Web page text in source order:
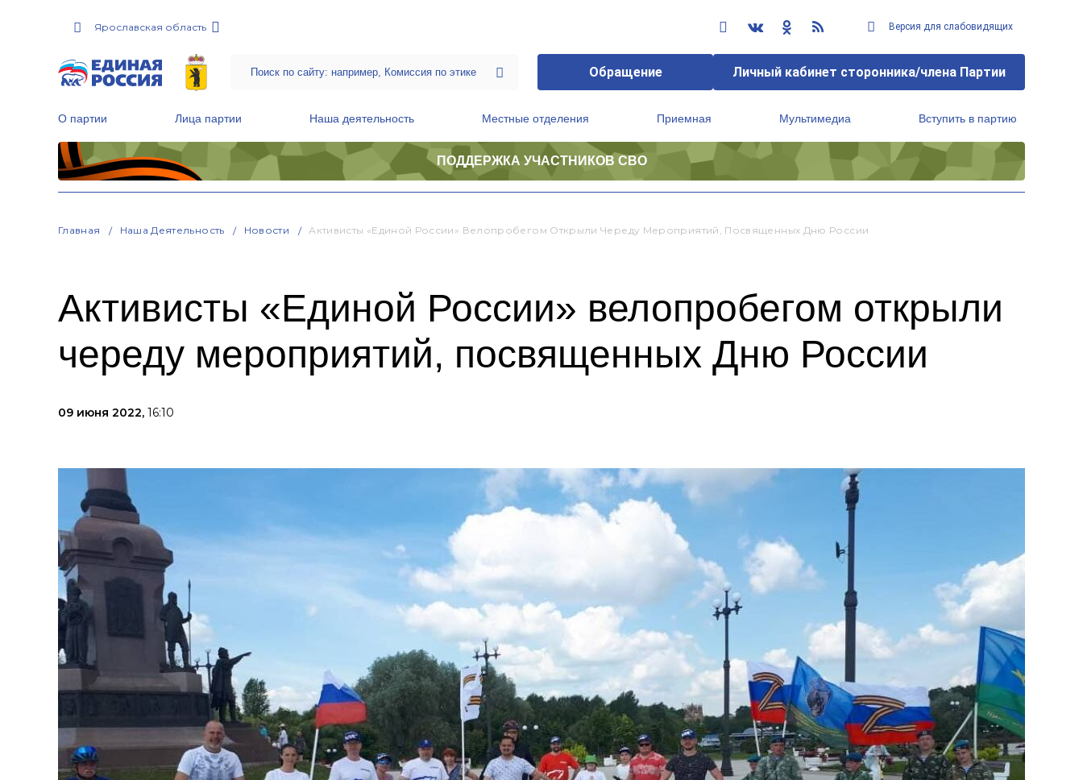
Ярославская область Версия для слабовидящих
Обращение Личный кабинет сторонника/члена Партии
О партии Лица партии Наша деятельность Местные отделения Приемная Мультимедиа Вступить в партию
ПОДДЕРЖКА УЧАСТНИКОВ СВО
Главная Наша Деятельность Новости Активисты «Единой России» Велопробегом Открыли Череду Мероприятий, Посвященных Дню России
Активисты «Единой России» велопробегом открыли
череду мероприятий, посвященных Дню России
09 июня 2022, 16:10